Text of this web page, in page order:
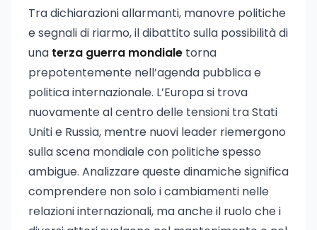
Tra dichiarazioni allarmanti, manovre politiche
e segnali di riarmo, il dibattito sulla possibilità di
una terza guerra mondiale torna
prepotentemente nell’agenda pubblica e
politica internazionale. L’Europa si trova
nuovamente al centro delle tensioni tra Stati
Uniti e Russia, mentre nuovi leader riemergono
sulla scena mondiale con politiche spesso
ambigue. Analizzare queste dinamiche significa
comprendere non solo i cambiamenti nelle
relazioni internazionali, ma anche il ruolo che i